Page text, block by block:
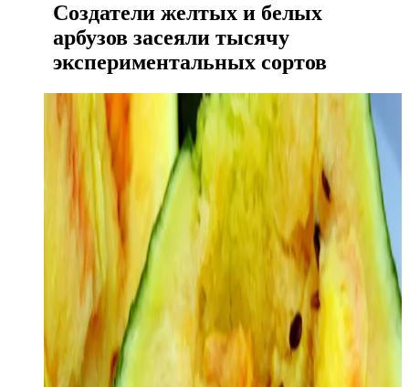
Создатели желтых и белых
арбузов засеяли тысячу
экспериментальных сортов